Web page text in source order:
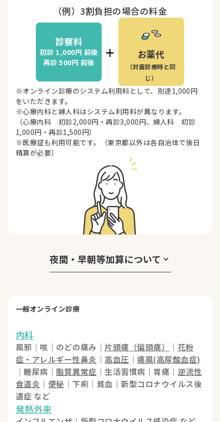
（例）3割負担の場合の料金
診察料
初診 1,000円 前後
再診 500円 前後 + お薬代
（対面診療時と同
じ）
※オンライン診療のシステム利用料として、別途1,000円
をいただきます。
※心療内科と婦人科はシステム利用料が異なります。
（心療内科 初診2,000円・再診3,000円、婦人科 初診
1,000円・再診1,500円）
※医療証も利用可能です。（東京都以外は各自治体で後日
精算が必要）
夜間・早朝等加算について keyboard_arrow_down
一般オンライン診療
内科
風邪｜咳｜のどの痛み｜片頭痛（偏頭痛） ｜ 花粉
症・アレルギー性鼻炎 ｜ 高血圧 ｜痛風(高尿酸血症)
｜糖尿病｜脂質異常症 ｜生活習慣病｜胃痛｜ 逆流性
食道炎 ｜ 便秘 ｜下痢｜貧血｜新型コロナウイルス後
遺症 など
発熱外来